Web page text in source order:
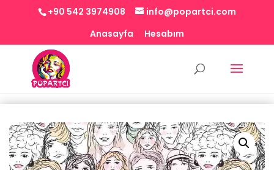
+90 542 3974908
info@popartci.com
Anasayfa
Hesabım